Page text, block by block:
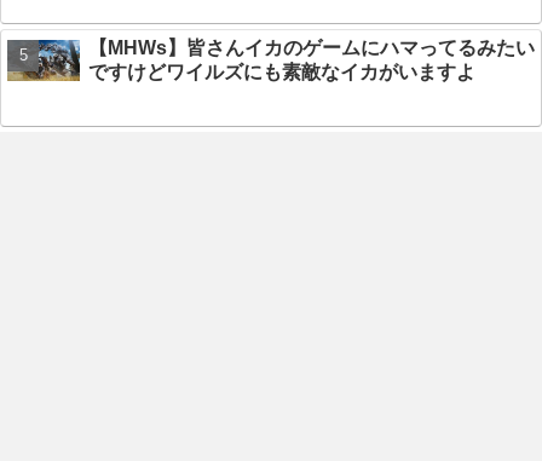
【MHWs】皆さんイカのゲームにハマってるみたい
ですけどワイルズにも素敵なイカがいますよ